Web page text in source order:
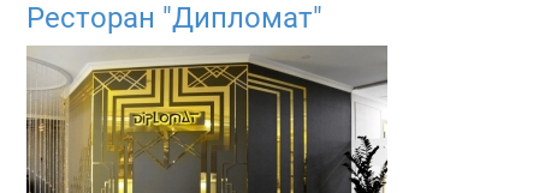
Ресторан "Дипломат"